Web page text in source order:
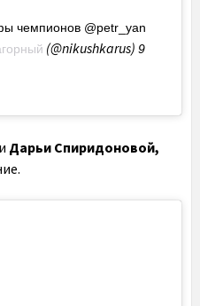
чемпионов @petr_yan
(@nikushkarus) 9
Дарьи Спиридоновой,